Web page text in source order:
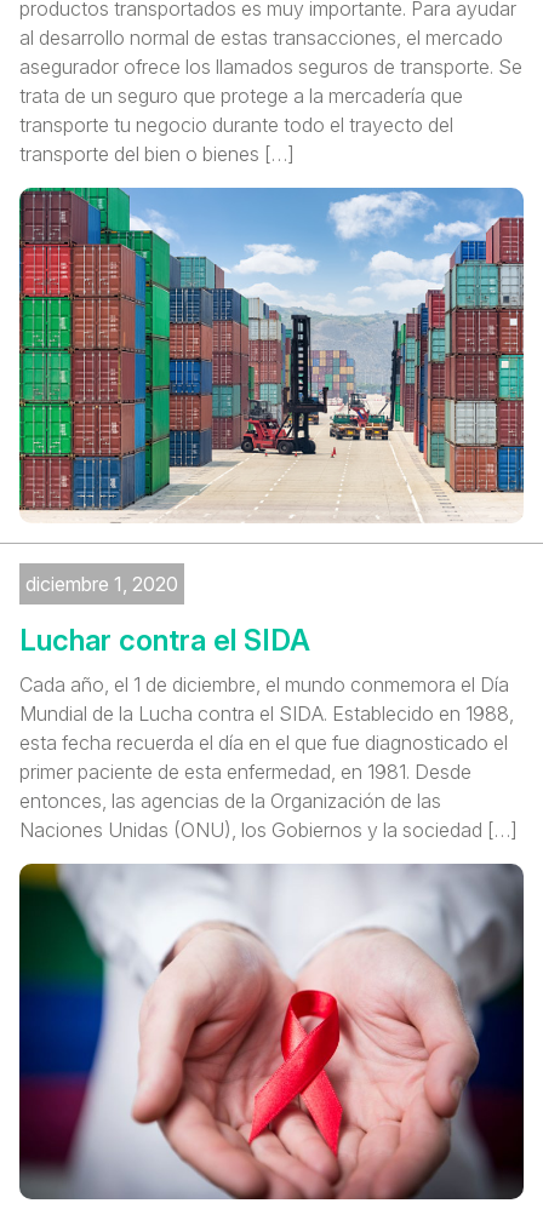
productos transportados es muy importante. Para ayudar
al desarrollo normal de estas transacciones, el mercado
asegurador ofrece los llamados seguros de transporte. Se
trata de un seguro que protege a la mercadería que
transporte tu negocio durante todo el trayecto del
transporte del bien o bienes […]
diciembre 1, 2020
Luchar contra el SIDA
Cada año, el 1 de diciembre, el mundo conmemora el Día
Mundial de la Lucha contra el SIDA. Establecido en 1988,
esta fecha recuerda el día en el que fue diagnosticado el
primer paciente de esta enfermedad, en 1981. Desde
entonces, las agencias de la Organización de las
Naciones Unidas (ONU), los Gobiernos y la sociedad […]